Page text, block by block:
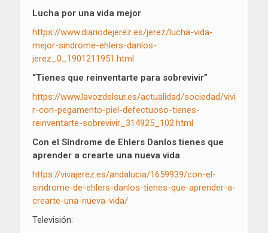
Lucha por una vida mejor
https://www.diariodejerez.es/jerez/lucha-vida-
mejor-sindrome-ehlers-danlos-
jerez_0_1901211951.html
“Tienes que reinventarte para sobrevivir”
https://www.lavozdelsur.es/actualidad/sociedad/vivi
r-con-pegamento-piel-defectuoso-tienes-
reinventarte-sobrevivir_314925_102.html
Con el Síndrome de Ehlers Danlos tienes que
aprender a crearte una nueva vida
https://vivajerez.es/andalucia/1659939/con-el-
sindrome-de-ehlers-danlos-tienes-que-aprender-a-
crearte-una-nueva-vida/
Televisión: